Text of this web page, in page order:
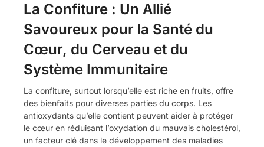
La Confiture : Un Allié
Savoureux pour la Santé du
Cœur, du Cerveau et du
Système Immunitaire
La confiture, surtout lorsqu’elle est riche en fruits, offre
des bienfaits pour diverses parties du corps. Les
antioxydants qu’elle contient peuvent aider à protéger
le cœur en réduisant l’oxydation du mauvais cholestérol,
un facteur clé dans le développement des maladies